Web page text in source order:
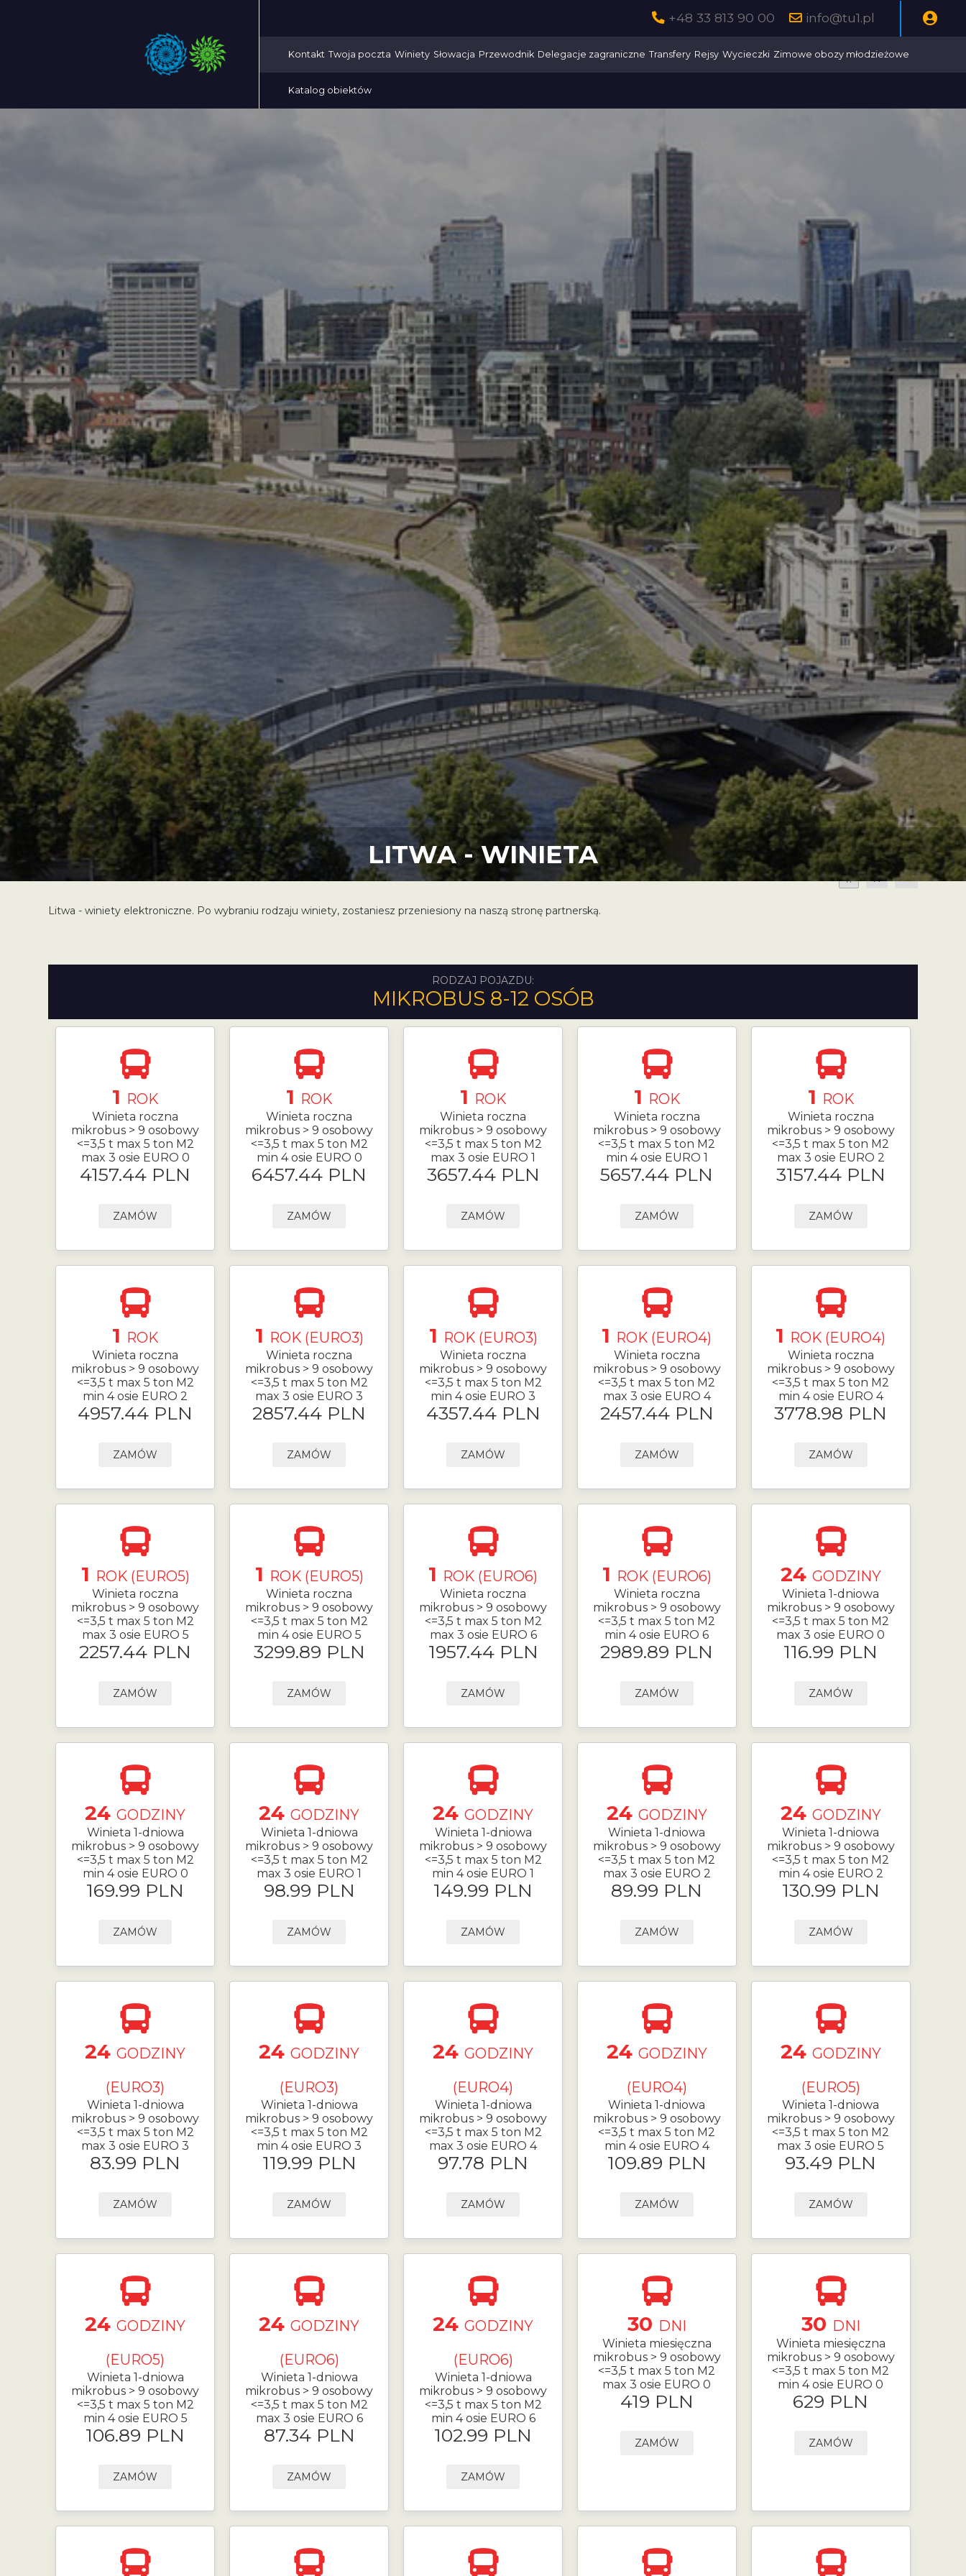
+48 33 813 90 00 info@tu1.pl
Kontakt Twoja poczta Winiety Słowacja Przewodnik Delegacje zagraniczne Transfery Rejsy Wycieczki Zimowe obozy młodzieżowe
Katalog obiektów
LITWA - WINIETA
A A A
Litwa - winiety elektroniczne. Po wybraniu rodzaju winiety, zostaniesz przeniesiony na naszą stronę partnerską.
RODZAJ POJAZDU:
MIKROBUS 8-12 OSÓB
1 ROK
Winieta roczna
mikrobus > 9 osobowy
<=3,5 t max 5 ton M2
max 3 osie EURO 0
4157.44 PLN
ZAMÓW
1 ROK
Winieta roczna
mikrobus > 9 osobowy
<=3,5 t max 5 ton M2
min 4 osie EURO 0
6457.44 PLN
ZAMÓW
1 ROK
Winieta roczna
mikrobus > 9 osobowy
<=3,5 t max 5 ton M2
max 3 osie EURO 1
3657.44 PLN
ZAMÓW
1 ROK
Winieta roczna
mikrobus > 9 osobowy
<=3,5 t max 5 ton M2
min 4 osie EURO 1
5657.44 PLN
ZAMÓW
1 ROK
Winieta roczna
mikrobus > 9 osobowy
<=3,5 t max 5 ton M2
max 3 osie EURO 2
3157.44 PLN
ZAMÓW
1 ROK
Winieta roczna
mikrobus > 9 osobowy
<=3,5 t max 5 ton M2
min 4 osie EURO 2
4957.44 PLN
ZAMÓW
1 ROK (EURO3)
Winieta roczna
mikrobus > 9 osobowy
<=3,5 t max 5 ton M2
max 3 osie EURO 3
2857.44 PLN
ZAMÓW
1 ROK (EURO3)
Winieta roczna
mikrobus > 9 osobowy
<=3,5 t max 5 ton M2
min 4 osie EURO 3
4357.44 PLN
ZAMÓW
1 ROK (EURO4)
Winieta roczna
mikrobus > 9 osobowy
<=3,5 t max 5 ton M2
max 3 osie EURO 4
2457.44 PLN
ZAMÓW
1 ROK (EURO4)
Winieta roczna
mikrobus > 9 osobowy
<=3,5 t max 5 ton M2
min 4 osie EURO 4
3778.98 PLN
ZAMÓW
1 ROK (EURO5)
Winieta roczna
mikrobus > 9 osobowy
<=3,5 t max 5 ton M2
max 3 osie EURO 5
2257.44 PLN
ZAMÓW
1 ROK (EURO5)
Winieta roczna
mikrobus > 9 osobowy
<=3,5 t max 5 ton M2
min 4 osie EURO 5
3299.89 PLN
ZAMÓW
1 ROK (EURO6)
Winieta roczna
mikrobus > 9 osobowy
<=3,5 t max 5 ton M2
max 3 osie EURO 6
1957.44 PLN
ZAMÓW
1 ROK (EURO6)
Winieta roczna
mikrobus > 9 osobowy
<=3,5 t max 5 ton M2
min 4 osie EURO 6
2989.89 PLN
ZAMÓW
24 GODZINY
Winieta 1-dniowa
mikrobus > 9 osobowy
<=3,5 t max 5 ton M2
max 3 osie EURO 0
116.99 PLN
ZAMÓW
24GODZINY
Winieta 1-dniowa
mikrobus > 9 osobowy
<=3,5 t max 5 ton M2
min 4 osie EURO 0
169.99 PLN
ZAMÓW
24GODZINY
Winieta 1-dniowa
mikrobus > 9 osobowy
<=3,5 t max 5 ton M2
max 3 osie EURO 1
98.99 PLN
ZAMÓW
24 GODZINY
Winieta 1-dniowa
mikrobus > 9 osobowy
<=3,5 t max 5 ton M2
min 4 osie EURO 1
149.99 PLN
ZAMÓW
24 GODZINY
Winieta 1-dniowa
mikrobus > 9 osobowy
<=3,5 t max 5 ton M2
max 3 osie EURO 2
89.99 PLN
ZAMÓW
24 GODZINY
Winieta 1-dniowa
mikrobus > 9 osobowy
<=3,5 t max 5 ton M2
min 4 osie EURO 2
130.99 PLN
ZAMÓW
24GODZINY
(EURO3)
Winieta 1-dniowa
mikrobus > 9 osobowy
<=3,5 t max 5 ton M2
max 3 osie EURO 3
83.99 PLN
ZAMÓW
24GODZINY
(EURO3)
Winieta 1-dniowa
mikrobus > 9 osobowy
<=3,5 t max 5 ton M2
min 4 osie EURO 3
119.99 PLN
ZAMÓW
24 GODZINY
(EURO4)
Winieta 1-dniowa
mikrobus > 9 osobowy
<=3,5 t max 5 ton M2
max 3 osie EURO 4
97.78 PLN
ZAMÓW
24 GODZINY
(EURO4)
Winieta 1-dniowa
mikrobus > 9 osobowy
<=3,5 t max 5 ton M2
min 4 osie EURO 4
109.89 PLN
ZAMÓW
24 GODZINY
(EURO5)
Winieta 1-dniowa
mikrobus > 9 osobowy
<=3,5 t max 5 ton M2
max 3 osie EURO 5
93.49 PLN
ZAMÓW
24GODZINY
(EURO5)
Winieta 1-dniowa
mikrobus > 9 osobowy
<=3,5 t max 5 ton M2
min 4 osie EURO 5
106.89 PLN
ZAMÓW
24GODZINY
(EURO6)
Winieta 1-dniowa
mikrobus > 9 osobowy
<=3,5 t max 5 ton M2
max 3 osie EURO 6
87.34 PLN
ZAMÓW
24 GODZINY
(EURO6)
Winieta 1-dniowa
mikrobus > 9 osobowy
<=3,5 t max 5 ton M2
min 4 osie EURO 6
102.99 PLN
ZAMÓW
30 DNI
Winieta miesięczna
mikrobus > 9 osobowy
<=3,5 t max 5 ton M2
max 3 osie EURO 0
419 PLN
ZAMÓW
30 DNI
Winieta miesięczna
mikrobus > 9 osobowy
<=3,5 t max 5 ton M2
min 4 osie EURO 0
629 PLN
ZAMÓW